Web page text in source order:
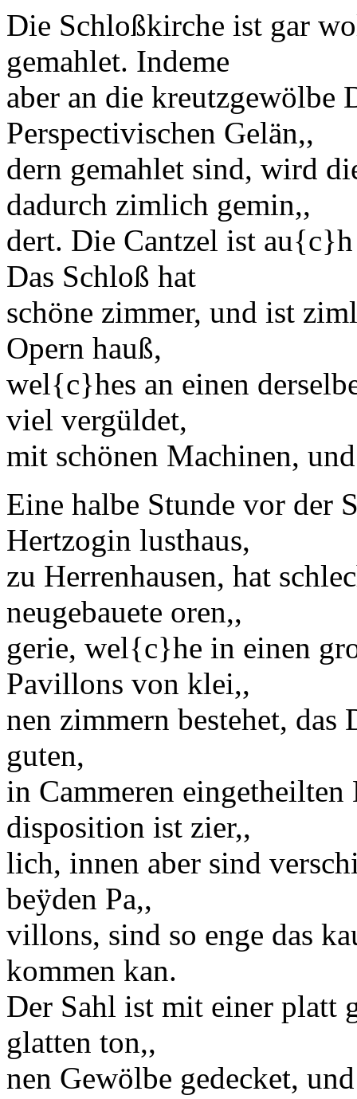
Die Schloßkirche ist gar
gemahlet. Indeme
aber an die kreutzgewölbe
Perspectivischen Gelän,,
dern gemahlet sind, wird
dadurch zimlich gemin,,
dert. Die Cantzel ist au{c}
Das Schloß hat
schöne zimmer, und ist
Opern hauß,
wel{c}hes an einen
viel vergüldet,
mit schönen Machinen,
Eine halbe Stunde vor der
Hertzogin lusthaus,
zu Herrenhausen, hat
neugebauete oren,,
gerie, wel{c}he in einen
Pavillons von klei,,
nen zimmern bestehet, das
guten,
in Cammeren eingetheilten
disposition ist zier,,
lich, innen aber sind
beӱden Pa,,
villons, sind so enge das
kommen kan.
Der Sahl ist mit einer platt
glatten ton,,
nen Gewölbe gedecket,